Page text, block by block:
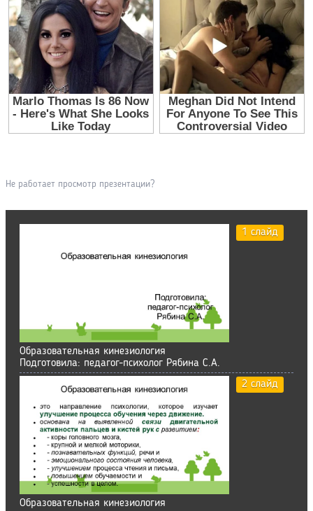
Не работает просмотр презентации?
1 слайд
Образовательная кинезиология
Подготовила: педагог-психолог Рябина С.А.
2 слайд
Образовательная кинезиология